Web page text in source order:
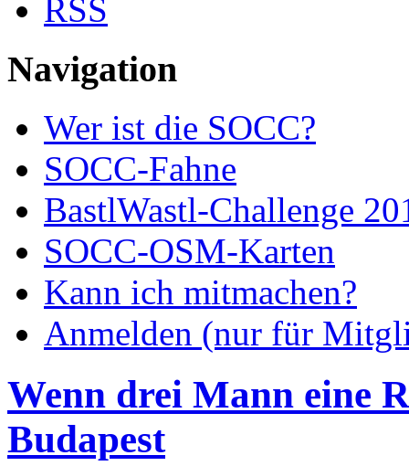
Navigation
Wer ist die SOCC?
SOCC-Fahne
BastlWastl-Challenge
SOCC-OSM-Karten
Kann ich mitmachen?
Anmelden (nur für
Wenn drei Mann eine
Budapest